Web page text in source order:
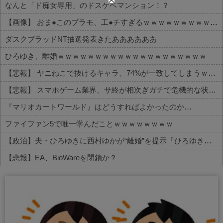
なんと「ド痴女専用」のドスケベマンション！？
【画像】 おま●このプラモ、工●チすぎるｗｗｗｗｗｗｗｗｗｗ
ダスクブラッドNT抽選発表きたああああああ
ひろゆき、離婚ｗｗｗｗｗｗｗｗｗｗｗｗｗｗｗｗｗｗｗｗ
【悲報】 ヤニねこで抜けるキャラ、74%が一致してしまうｗｗｗｗｗ
【悲報】 スマホゲーム業界、サ終が相次ぎガチで危機的な状況に…その理由がこちら
『マリオカートワールド』はどうすればよかったのか…
ファイファン5で唯一学んだことｗｗｗｗｗｗｗｗ
【政治】夫・ひろゆきに西村ゆかが“離婚”を提示「ひろゆき＆いずみ新党（仮）」の届け出を知らされず激怒「信頼関係が保てない状態で夫婦を続けるのは無理」
【悲報】EA、BioWareを閉鎖か？